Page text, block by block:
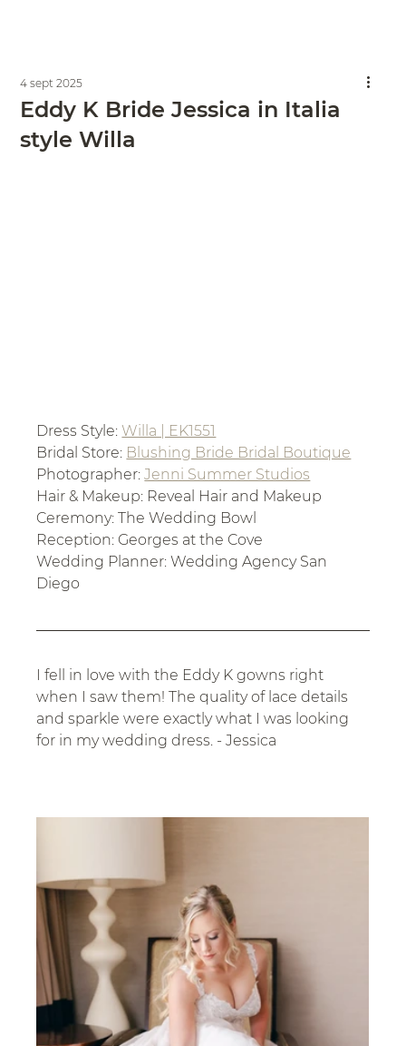
Eddy K Bride Jessica in Italia
style Willa
4 sept 2025
Dress Style: Willa | EK1551
Bridal Store: Blushing Bride Bridal Boutique
Photographer: Jenni Summer Studios
Hair & Makeup: Reveal Hair and Makeup
Ceremony: The Wedding Bowl
Reception: Georges at the Cove
Wedding Planner: Wedding Agency San
Diego
I fell in love with the Eddy K gowns right
when I saw them! The quality of lace details
and sparkle were exactly what I was looking
for in my wedding dress. - Jessica